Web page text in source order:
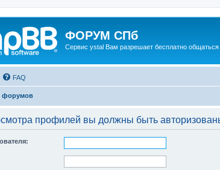
ФОРУМ СПб
Сервис ystal Вам разрешает бесплатно
FAQ
форумов
профилей вы должны быть